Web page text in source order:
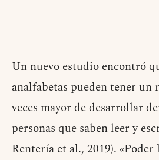
Un nuevo estudio encontró
analfabetas pueden tener un
veces mayor de desarrollar
personas que saben leer y
Rentería et al., 2019).